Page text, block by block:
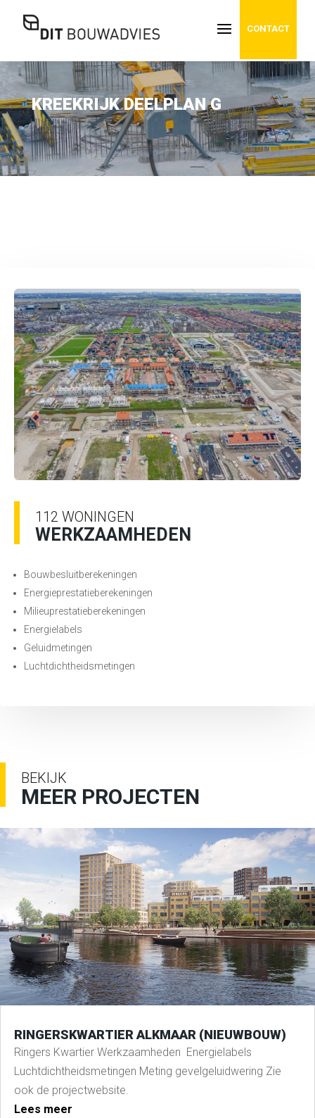
CONTACT
KREEKRIJK DEELPLAN G
112 WONINGEN
WERKZAAMHEDEN
Bouwbesluitberekeningen
Energieprestatieberekeningen
Milieuprestatieberekeningen
Energielabels
Geluidmetingen
Luchtdichtheidsmetingen
BEKIJK
MEER PROJECTEN
RINGERSKWARTIER ALKMAAR (NIEUWBOUW)
Ringers Kwartier Werkzaamheden Energielabels
Luchtdichtheidsmetingen Meting gevelgeluidwering Zie
ook de projectwebsite.
Lees meer